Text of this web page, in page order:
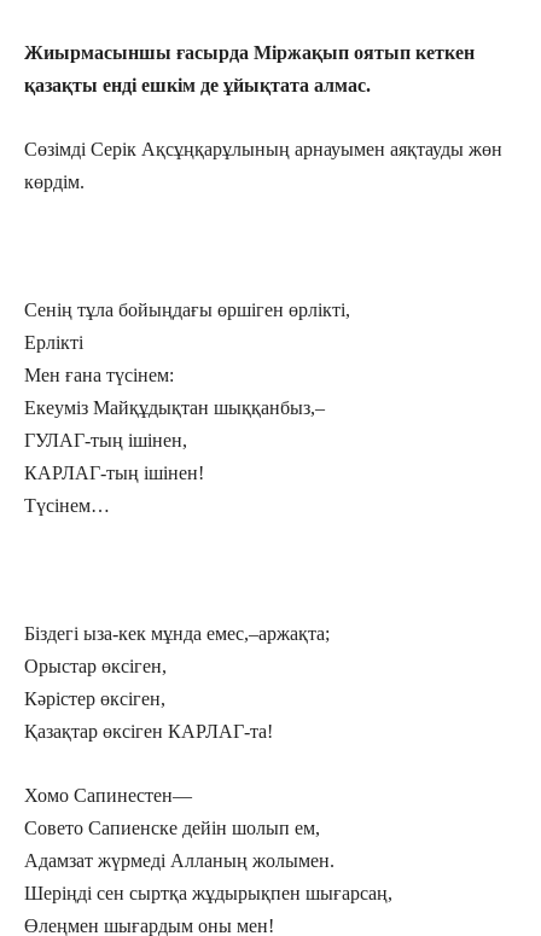
Жиырмасыншы ғасырда Міржақып оятып кеткен
қазақты енді ешкім де ұйықтата алмас.
Сөзімді Серік Ақсұңқарұлының арнауымен аяқтауды жөн
көрдім.
Сенің тұла бойыңдағы өршіген өрлікті,
Ерлікті
Мен ғана түсінем:
Екеуміз Майқұдықтан шыққанбыз,–
ГУЛАГ-тың ішінен,
КАРЛАГ-тың ішінен!
Түсінем…
Біздегі ыза-кек мұнда емес,–аржақта;
Орыстар өксіген,
Кәрістер өксіген,
Қазақтар өксіген КАРЛАГ-та!
Хомо Сапинестен—
Совето Сапиенске дейін шолып ем,
Адамзат жүрмеді Алланың жолымен.
Шеріңді сен сыртқа жұдырықпен шығарсаң,
Өлеңмен шығардым оны мен!